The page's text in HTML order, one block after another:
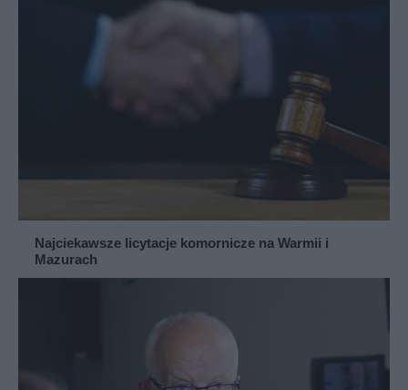
Najciekawsze licytacje komornicze na Warmii i
Mazurach